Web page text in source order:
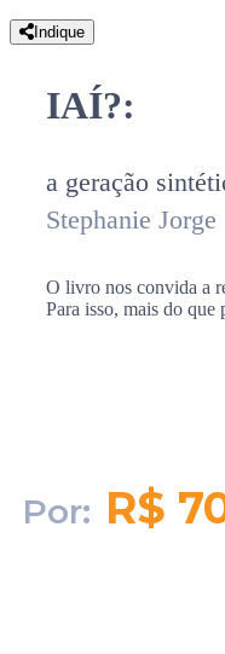
Indique
IAÍ?:
a geração
Stephanie Jorge
O livro nos convida a
Para isso, mais do que
Por: R$